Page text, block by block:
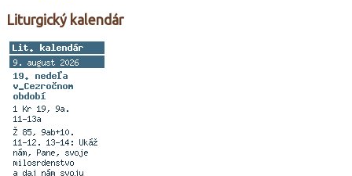
Liturgický kalendár